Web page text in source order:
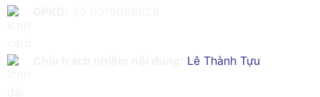
Lê Thành Tựu